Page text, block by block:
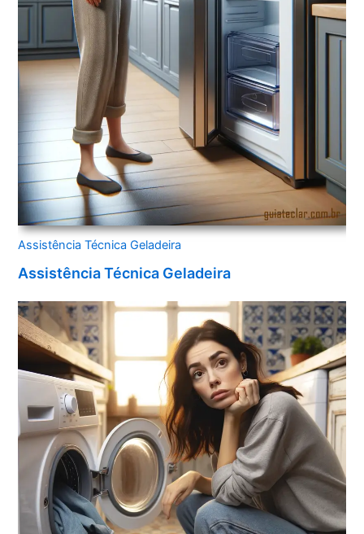
Assistência Técnica Geladeira
Assistência Técnica Geladeira